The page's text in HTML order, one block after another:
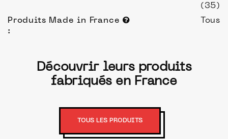
(35)
Produits Made in France
:
Tous
Découvrir leurs produits
fabriqués en France
TOUS LES PRODUITS